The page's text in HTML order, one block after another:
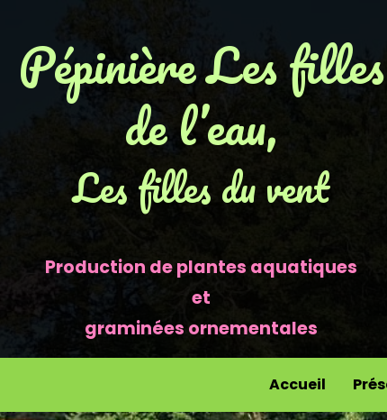
Pépinière Les filles
de l’eau,
Les filles du vent
Production de plantes aquatiques
et
graminées ornementales
Accueil